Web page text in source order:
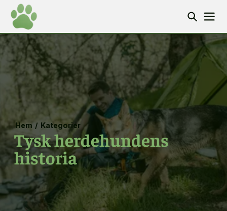
Hem / Kategorier
Tysk herdehundens
historia